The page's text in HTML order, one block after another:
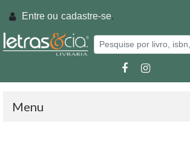
Entre ou cadastre-se.
Menu